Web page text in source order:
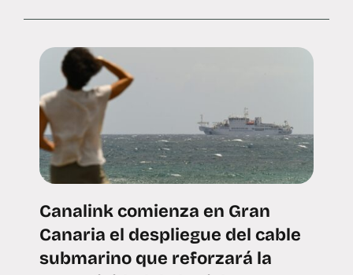
Canalink comienza en Gran
Canaria el despliegue del cable
submarino que reforzará la